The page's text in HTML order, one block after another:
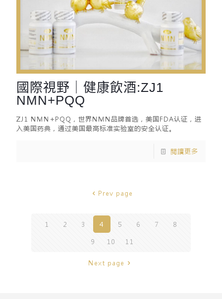
國際視野｜健康飲酒:ZJ1
NMN+PQQ
ZJ1 NMN+PQQ，世界NMN品牌首选，美国FDA认证，进
入美国药典，通过美国最高标准实验室的安全认证。
閱讀更多
Prev page
1 2 3 4 5 6 7
8
9
10 11
Next page